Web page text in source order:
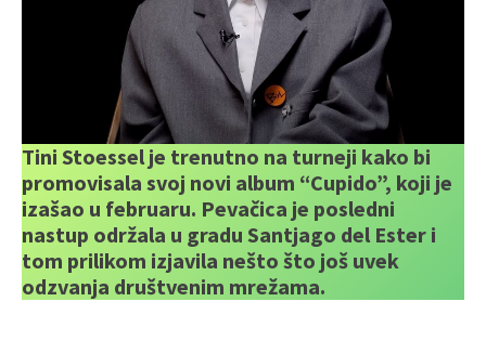
Tini Stoessel je trenutno na turneji kako bi
promovisala svoj novi album “Cupido”, koji je
izašao u februaru. Pevačica je posledni
nastup održala u gradu Santjago del Ester i
tom prilikom izjavila nešto što još uvek
odzvanja društvenim mrežama.